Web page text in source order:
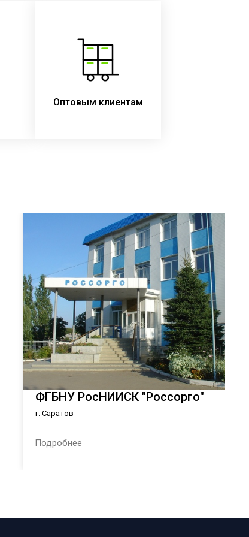
Оптовым клиентам
ФГБНУ РосНИИСК "Россорго"
г. Саратов
Подробнее